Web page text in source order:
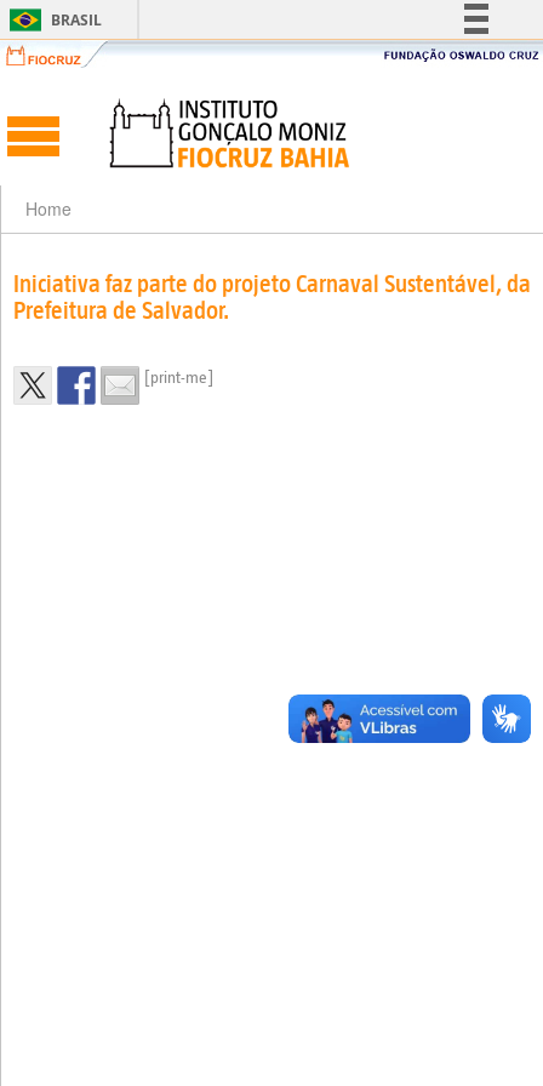
BRASIL
Simplifique!
Acesso à informação
Canais
Home
Iniciativa faz parte do projeto Carnaval Sustentável, da
Prefeitura de Salvador.
[print-me]